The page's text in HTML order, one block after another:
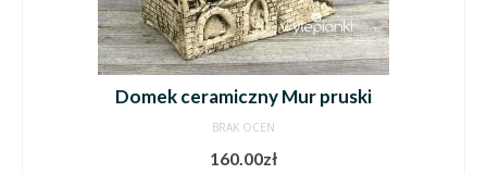
Domek ceramiczny Mur pruski
BRAK OCEN
160.00zł